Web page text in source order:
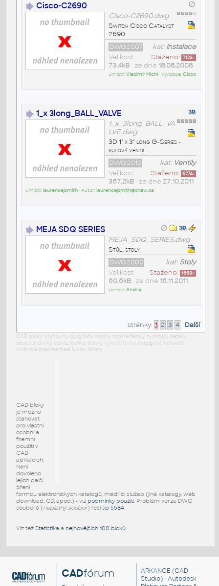
Cisco-C2690
Cisco-C2690.dwg
Switch Cisco Catalyst
2690
kat:Instalace
DWG2007
Staženo: 7123x
Velikost
73,4kB• ze dne 18.08.2008
Umístil:Vladimír Michl • Výrobce:Cisco
1_x 3long_BALL_VALVE
1_x_3long_BALL_VA
LVE.dwg
3D 1" x 3" long G-Series -
kulový ventil
kat: Ventily
DWG2010
Staženo: 6774x
Velikost
367,2kB• ze dne 27.10.2011
Umístil: laurencejsmith• Autor: laurencejsmith@shaw.ca
MEJA SDQ SERIES
MEJA_SDQ_SERIES.dwg
Stůl, stoly
kat:Stoly
DWG2000
Staženo: 1669x
Velikost
60,6kB• ze dne 16.11.2011
Umístil:Andria
stránky: 1 2 3 4 Další
CAD bloky: knihovny dwg blok rodiny rodina family symboly detaily
součásti prvky stafáž buňka buňky výkres téma kategorie kolekce
knižnica zdarma free block library
CAD bloky
je možno
stahovat
pro vlastní
osobní a
firemní
použití v
CAD
aplikacích.
Není
dovoleno
jejich další
šíření
formou elektronických katalogů, médií či služeb (jiné katalogy, web
download, CD, apod.) - viz podmínky použití. Problém verze DWG
souborů (neplatný soubor) řešítip 5584.
Viz též Statistika a nejnovějších 100 bloků.
CADfórum ARKANCE (CAD
Studio) - Autodesk